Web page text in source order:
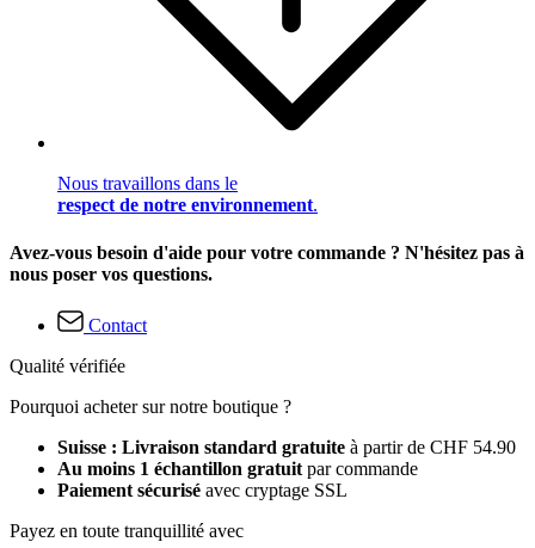
Nous travaillons dans le
respect de notre environnement.
Avez-vous besoin d'aide pour votre commande ? N'hésitez pas à
nous poser vos questions.
Contact
Qualité vérifiée
Pourquoi acheter sur notre boutique ?
Suisse : Livraison standard gratuite à partir de CHF 54.90
Au moins 1 échantillon gratuit par commande
Paiement sécurisé avec cryptage SSL
Payez en toute tranquillité avec